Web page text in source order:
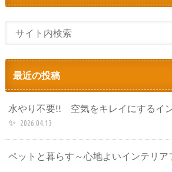
最近の投稿
水やり不要!! 空気をキレイにするイ
✨ 2026.04.13
ペットと暮らす～心地よいインテリア